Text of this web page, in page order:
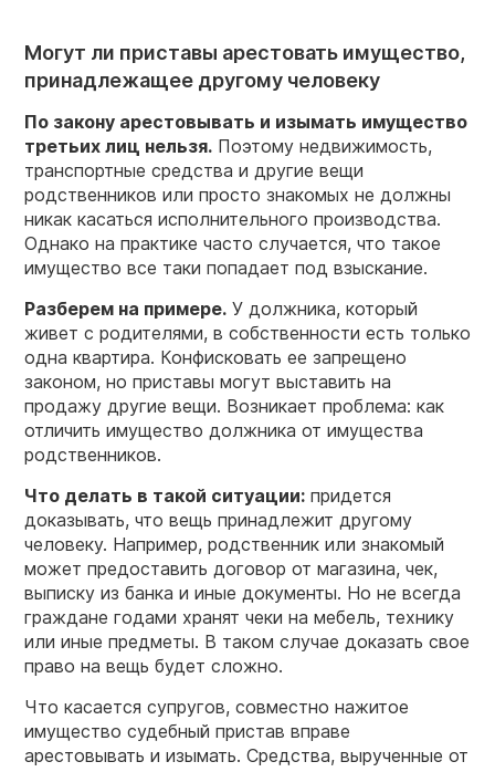
Могут ли приставы арестовать имущество,
принадлежащее другому человеку
По закону арестовывать и изымать имущество
третьих лиц нельзя. Поэтому недвижимость,
транспортные средства и другие вещи
родственников или просто знакомых не должны
никак касаться исполнительного производства.
Однако на практике часто случается, что такое
имущество все таки попадает под взыскание.
Разберем на примере. У должника, который
живет с родителями, в собственности есть только
одна квартира. Конфисковать ее запрещено
законом, но приставы могут выставить на
продажу другие вещи. Возникает проблема: как
отличить имущество должника от имущества
родственников.
Что делать в такой ситуации: придется
доказывать, что вещь принадлежит другому
человеку. Например, родственник или знакомый
может предоставить договор от магазина, чек,
выписку из банка и иные документы. Но не всегда
граждане годами хранят чеки на мебель, технику
или иные предметы. В таком случае доказать свое
право на вещь будет сложно.
Что касается супругов, совместно нажитое
имущество судебный пристав вправе
арестовывать и изымать. Средства, вырученные от